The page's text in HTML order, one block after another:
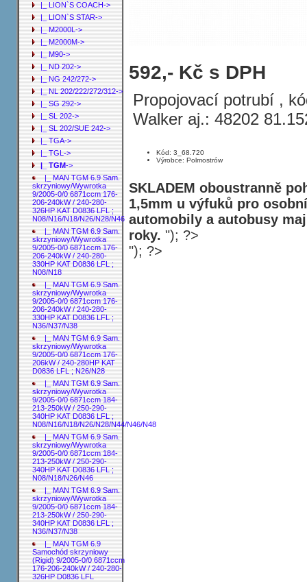
|_ LION`S COACH->
|_ LION`S STAR->
|_ M2000L->
|_ M2000M->
|_ M90->
|_ ND 202->
|_ NG 242/272->
|_ NL 202/222/272/312->
|_ SG 292->
|_ SL 202->
|_ SL 202/SUE 242->
|_ TGA->
|_ TGL->
|_ TGM->
|_ MAN TGM 6.9 Sam.
skrzyniowy/Wywrotka
9/2005-0/0 6871ccm 176-
206-240kW / 240-280-
326HP KAT D0836 LFL ;
N08/N16/N18/N26/N28/N46
|_ MAN TGM 6.9 Sam.
skrzyniowy/Wywrotka
9/2005-0/0 6871ccm 176-
206-240kW / 240-280-
330HP KAT D0836 LFL ;
N08/N18
|_ MAN TGM 6.9 Sam.
skrzyniowy/Wywrotka
9/2005-0/0 6871ccm 176-
206-240kW / 240-280-
330HP KAT D0836 LFL ;
N36/N37/N38
|_ MAN TGM 6.9 Sam.
skrzyniowy/Wywrotka
9/2005-0/0 6871ccm 176-
206kW / 240-280HP KAT
D0836 LFL ; N26/N28
|_ MAN TGM 6.9 Sam.
skrzyniowy/Wywrotka
9/2005-0/0 6871ccm 184-
213-250kW / 250-290-
340HP KAT D0836 LFL ;
N08/N16/N18/N26/N28/N44/N46/N48
|_ MAN TGM 6.9 Sam.
skrzyniowy/Wywrotka
9/2005-0/0 6871ccm 184-
213-250kW / 250-290-
340HP KAT D0836 LFL ;
N08/N18/N26/N46
|_ MAN TGM 6.9 Sam.
skrzyniowy/Wywrotka
9/2005-0/0 6871ccm 184-
213-250kW / 250-290-
340HP KAT D0836 LFL ;
N36/N37/N38
|_ MAN TGM 6.9
Samochód skrzyniowy
(Rigid) 9/2005-0/0 6871ccm
176-206-240kW / 240-280-
326HP D0836 LFL
Propojovací potrubí MAN TGM 6.9
LFL ; N08/N16/N18/N26/N28/N48
592,- Kč s DPH
Propojovací potrubí ,
Walker aj.: 48202
Kód: 3_68.720
Výrobce: Polmostrów
SKLADEM oboustranně
1,5mm u výfuků pro
automobily a autobusy
roky. "); ?>
"); ?>